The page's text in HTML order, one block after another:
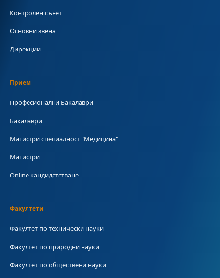
Контролен съвет
Основни звена
Дирекции
Прием
Професионални Бакалаври
Бакалаври
Магистри специалност "Медицина"
Магистри
Online кандидатстване
Факултети
Факултет по технически науки
Факултет по природни науки
Факултет по обществени науки